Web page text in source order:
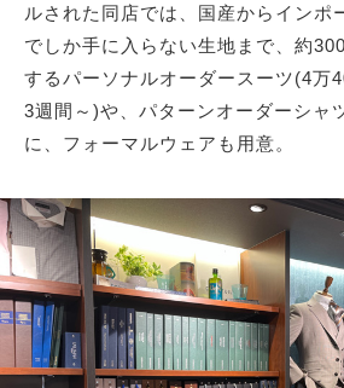
ルされた同店では、国産からインポ
でしか手に入らない生地まで、約
するパーソナルオーダースーツ(4万
3週間～)や、パターンオーダーシャ
に、フォーマルウェアも用意。